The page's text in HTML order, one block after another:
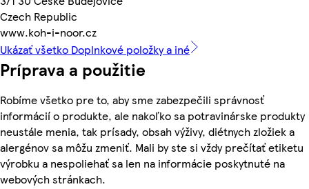
Czech Republic
www.koh-i-noor.cz
Ukázať všetko Doplnkové položky a iné
Príprava a použitie
Robíme všetko pre to, aby sme zabezpečili správnosť
informácií o produkte, ale nakoľko sa potravinárske produkty
neustále menia, tak prísady, obsah výživy, diétnych zložiek a
alergénov sa môžu zmeniť. Mali by ste si vždy prečítať etiketu
výrobku a nespoliehať sa len na informácie poskytnuté na
webových stránkach.